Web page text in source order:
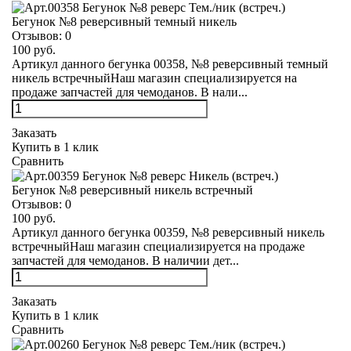
Бегунок №8 реверсивный темный никель
Отзывов: 0
100 руб.
Артикул данного бегунка 00358, №8 реверсивный темный
никель встречныйНаш магазин специализируется на
продаже запчастей для чемоданов. В нали...
Заказать
Купить в 1 клик
Сравнить
Бегунок №8 реверсивный никель встречный
Отзывов: 0
100 руб.
Артикул данного бегунка 00359, №8 реверсивный никель
встречныйНаш магазин специализируется на продаже
запчастей для чемоданов. В наличии дет...
Заказать
Купить в 1 клик
Сравнить